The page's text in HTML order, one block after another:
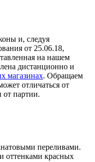
и, следуя
от 25.06.18,
на нашем
дистанционно и
магазинах. Обращаем
отличаться от
от партии.
переливами.
оттенками красных